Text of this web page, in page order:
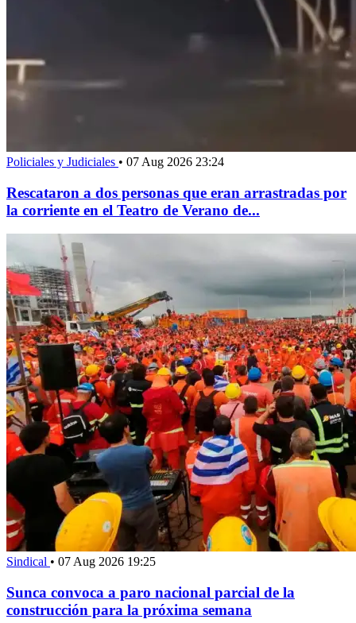
Policiales y Judiciales • 07 Aug 2026 23:24
Rescataron a dos personas que eran arrastradas por
la corriente en el Teatro de Verano de...
Sindical • 07 Aug 2026 19:25
Sunca convoca a paro nacional parcial de la
construcción para la próxima semana